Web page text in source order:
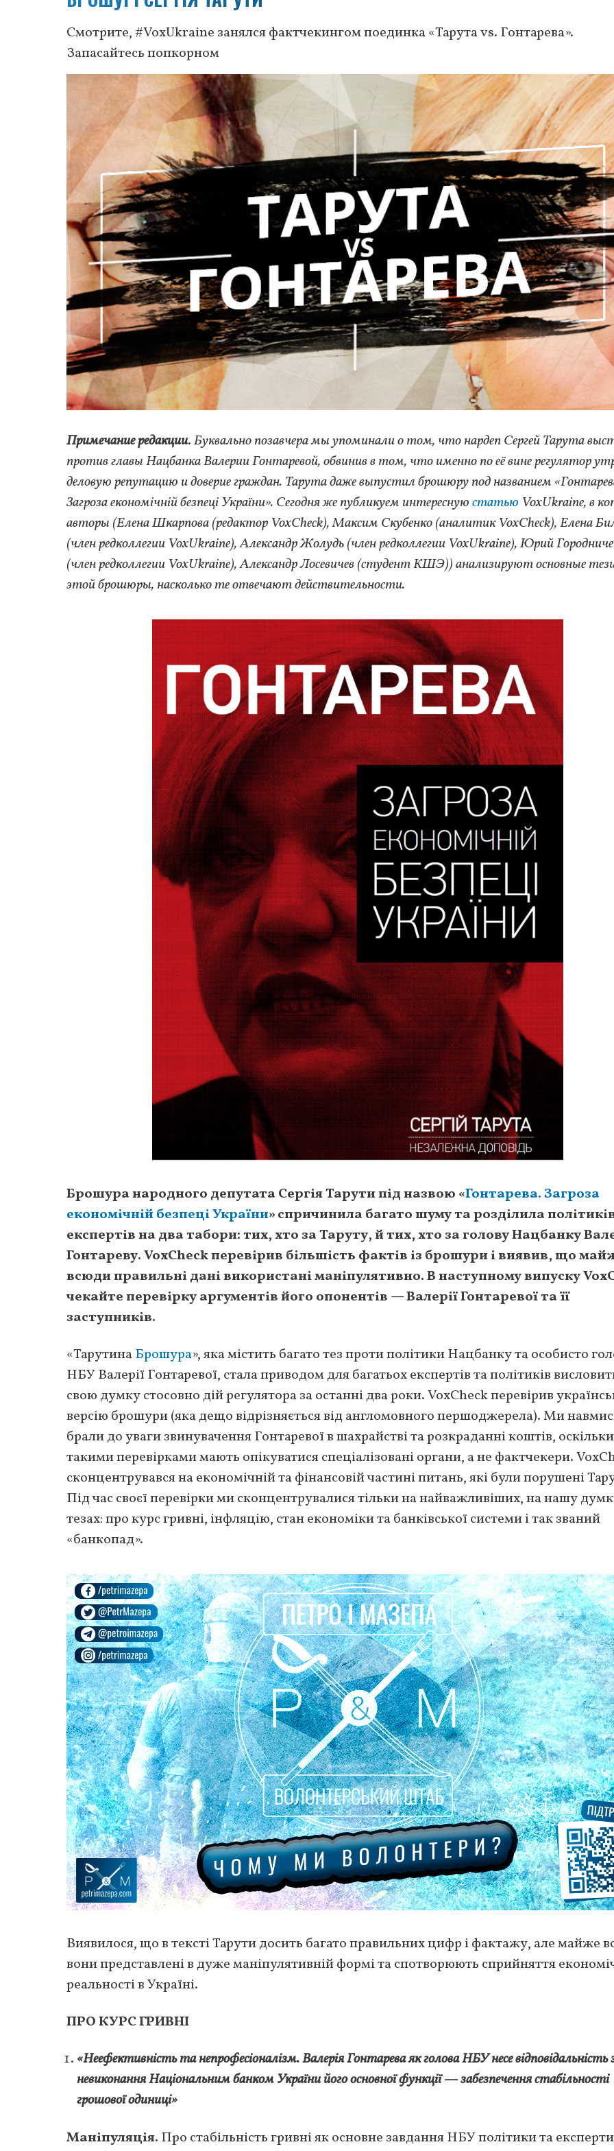
Смотрите, #VoxUkraine занялся фактчекингом поединка «Тарута vs. Гонтарева».
Запасайтесь попкорном
Примечание редакции.Буквально позавчера мы упоминали о том, что нардеп Сергей Тарута
против главы Нацбанка Валерии Гонтаревой, обвинив в том, что именно по её вине регулятор
деловую репутацию и доверие граждан. Тарута даже выпустил брошюру под названием
Загроза економічній безпеці України». Сегодня же публикуем интереснуюстатью VoxUkraine, в
авторы (Елена Шкарпова (редактор VoxCheck), Максим Скубенко (аналитик VoxCheck), Елена
(член редколлегии VoxUkraine), Александр Жолудь (член редколлегии VoxUkraine), Юрий
(член редколлегии VoxUkraine), Александр Лосевичев (студент КШЭ)) анализируют основные
этой брошюры, насколько те отвечают действительности.
Брошура народного депутата Сергія Тарути під назвою «Гонтарева. Загроза
економічній безпеці України» спричинила багато шуму та розділила
експертів на два табори: тих, хто за Таруту, й тих, хто за голову Нацбанку
Гонтареву. VoxCheck перевірив більшість фактів із брошури і виявив, що
всюди правильні дані використані маніпулятивно. В наступному випуску
чекайте перевірку аргументів його опонентів — Валерії Гонтаревої та її
заступників.
«ТарутинаБрошура», яка містить багато тез проти політики Нацбанку та особисто
НБУ Валерії Гонтаревої, стала приводом для багатьох експертів та політиків
свою думку стосовно дій регулятора за останні два роки. VoxCheck перевірив
версію брошури (яка дещо відрізняється від англомовного першоджерела). Ми
брали до уваги звинувачення Гонтаревої в шахрайстві та розкраданні коштів, оскільки
такими перевірками мають опікуватися спеціалізовані органи, а не фактчекери.
сконцентрувався на економічній та фінансовій частині питань, які були порушені
Під час своєї перевірки ми сконцентрувалися тільки на найважливіших, на нашу
тезах: про курс гривні, інфляцію, стан економіки та банківської системи і так званий
«банкопад».
Виявилося, що в тексті Тарути досить багато правильних цифр і фактажу, але майже
вони представлені в дуже маніпулятивній формі та спотворюють сприйняття
реальності в Україні.
ПРО КУРС ГРИВНІ
«Неефективність та непрофесіоналізм. Валерія Гонтарева як голова НБУ несе відповідальність
невиконання Національним банком України його основної функції — забезпечення стабільності
грошової одиниці»
Маніпуляція. Про стабільність гривні як основне завдання НБУ політики та експерти